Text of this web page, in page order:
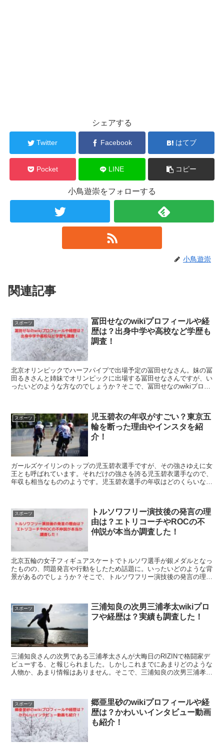
シェアする
Twitter Facebook はてブ
Pocket LINE コピー
小鳥遊崇をフォローする
小鳥遊崇
関連記事
スポーツ
冨田せなのwikiプロフィールや経
歴は？出身中学や高校など学歴も
調査！
北京オリンピックでハーフパイプで出場予定の冨田せなさん。妹の冨
田るきさんと姉妹でオリンピックに出場する冨田せなさんですが、い
ったいどのような方なのでしょうか？そこで、冨田せなのwikiプロフ
スポーツ
児玉碧衣の年収がすごい？東京五
輪を断った理由やインスタを紹
介！
ガールズケイリンのトップの児玉碧衣選手ですが、その強さゆえに女
王とも呼ばれています。それだけの強さを誇る児玉碧衣選手なので、
年収も相当なもののようです。児玉碧衣選手の年収はどのくらいなの
スポーツ
トルソワフリー演技後の発言の理
由は？エトリコーチやROCの不
仲説が本当か調査した！
北京五輪の女子フィギュアスケートでトルソワ選手が銀メダルとなっ
たものの、問題発言や行動をしたため話題に。いったいどのような背
景があるのでしょうか？そこで、トルソワフリー演技後の発言の理由
スポーツ
三浦知良の次男三浦孝太wikiプロ
フや経歴は？実績も調査した！
三浦知良さんの次男である三浦孝太さんが大晦日のRIZINで格闘家デ
ビューする、と報じられました。しかしこれまでにあまりどのような
人物か、あまり情報はありません。そこで、三浦知良の次男三浦孝太
スポーツ
郷亜里砂のwikiプロフィールや経
歴は？かわいいインタビュー動画
も紹介！